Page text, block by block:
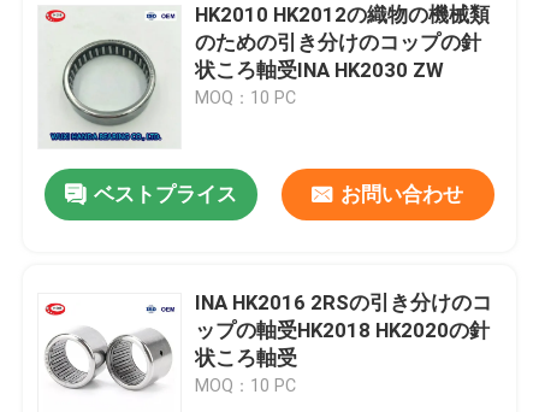
HK2010 HK2012の織物の機械類
のための引き分けのコップの針
状ころ軸受INA HK2030 ZW
MOQ：10 PC
ベストプライス お問い合わせ
INA HK2016 2RSの引き分けのコ
ップの軸受HK2018 HK2020の針
状ころ軸受
MOQ：10 PC